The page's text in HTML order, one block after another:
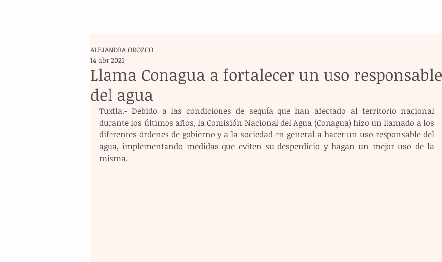
Llama Conagua a fortalecer un uso responsable
del agua
ALEJANDRA OROZCO
14 abr 2021
Tuxtla.- Debido a las condiciones de sequía que han afectado al territorio nacional
durante los últimos años, la Comisión Nacional del Agua (Conagua) hizo un llamado a los
diferentes órdenes de gobierno y a la sociedad en general a hacer un uso responsable del
agua, implementando medidas que eviten su desperdicio y hagan un mejor uso de la
misma.